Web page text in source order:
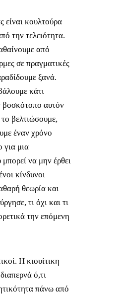
είναι κουλτούρα
την τελειότητα.
από
σε πραγματικές
ξανά.
κάτι
βοσκότοπο αυτόν
βελτιώσουμε,
έναν χρόνο
για μια
να μην έρθει
κίνδυνοι
θεωρία και
τι όχι και τι
την επόμενη
Η κιουίτικη
ό,τι
πάνω από